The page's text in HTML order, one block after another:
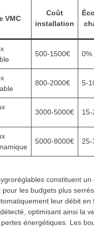
VMC
Coût
installation
500-1500€ 0%
800-2000€ 5-
3000-5000€ 15-
5000-8000€ 25-
constituent un
pour les budgets plus
leur débit en
optimisant ainsi la
énergétiques. Les